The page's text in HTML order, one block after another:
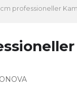
professioneller